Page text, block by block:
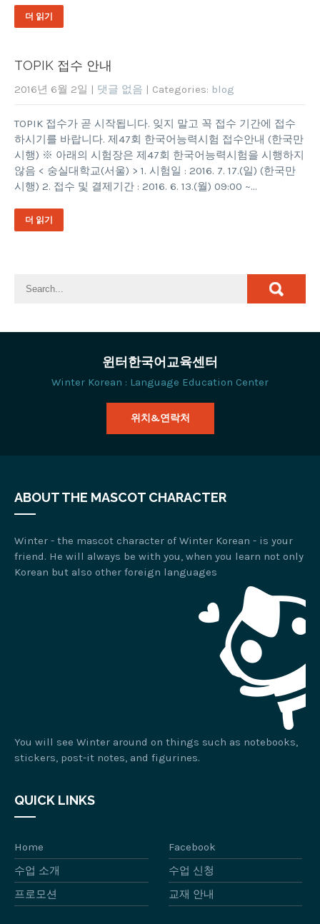
더 읽기
TOPIK 접수 안내
2016년 6월 2일 | 댓글 없음 | Categories: blog
TOPIK 접수가 곧 시작됩니다. 잊지 말고 꼭 접수 기간에 접수
하시기를 바랍니다. 제47회 한국어능력시험 접수안내 (한국만
시행) ※ 아래의 시험장은 제47회 한국어능력시험을 시행하지
않음 < 숭실대학교(서울) > 1. 시험일 : 2016. 7. 17.(일) (한국만
시행) 2. 접수 및 결제기간 : 2016. 6. 13.(월) 09:00 ~…
더 읽기
윈터한국어교육센터
Winter Korean : Language Education Center
위치&연락처
ABOUT THE MASCOT CHARACTER
Winter - the mascot character of Winter Korean - is your
friend. He will always be with you, when you learn not only
Korean but also other foreign languages
You will see Winter around on things such as notebooks,
stickers, post-it notes, and figurines.
QUICK LINKS
Home
Facebook
수업 소개
수업 신청
프로모션
교재 안내